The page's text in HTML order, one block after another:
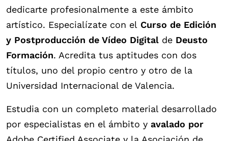
dedicarte profesionalmente a este ámbito
artístico. Especialízate con el Curso de Edición
y Postproducción de Vídeo Digital de Deusto
Formación. Acredita tus aptitudes con dos
títulos, uno del propio centro y otro de la
Universidad Internacional de Valencia.
Estudia con un completo material desarrollado
por especialistas en el ámbito y avalado por